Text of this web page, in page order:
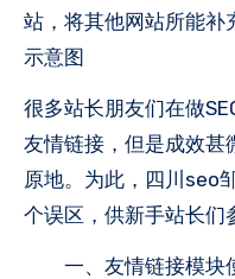
站，将其他网站所能
示意图
很多站长朋友们在做
友情链接，但是成效甚
原地。为此，四川seo
个误区，供新手站长们
一、友情链接模块